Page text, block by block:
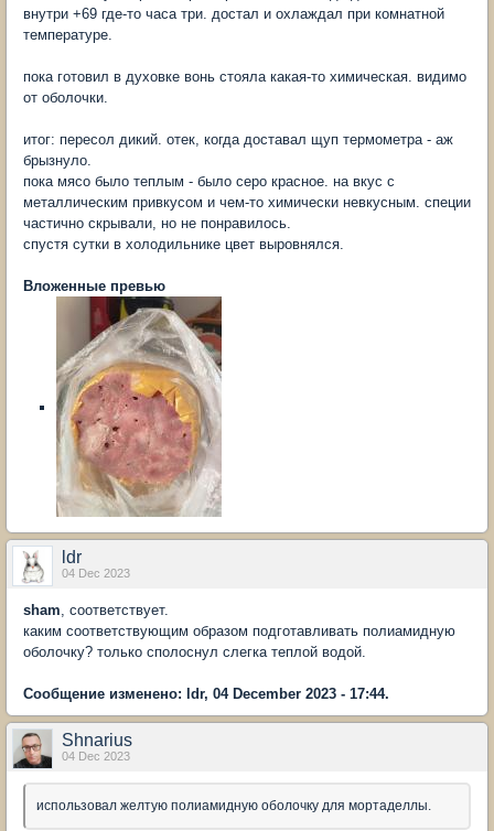
внутри +69 где-то часа три. достал и охлаждал при комнатной
температуре.
пока готовил в духовке вонь стояла какая-то химическая. видимо
от оболочки.
итог: пересол дикий. отек, когда доставал щуп термометра - аж
брызнуло.
пока мясо было теплым - было серо красное. на вкус с
металлическим привкусом и чем-то химически невкусным. специи
частично скрывали, но не понравилось.
спустя сутки в холодильнике цвет выровнялся.
Вложенные превью
ldr
04 Dec 2023
sham, соответствует.
каким соответствующим образом подготавливать полиамидную
оболочку? только сполоснул слегка теплой водой.
Сообщение изменено: ldr, 04 December 2023 - 17:44.
Shnarius
04 Dec 2023
использовал желтую полиамидную оболочку для мортаделлы.